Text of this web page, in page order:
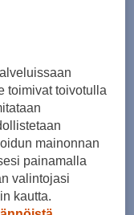
Nimbus
-takit
toimivat toivotulla
mainonnan
painamalla
valintojasi
kautta.